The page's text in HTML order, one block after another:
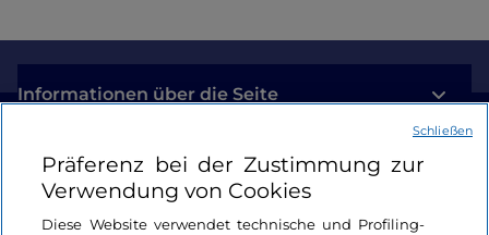
Informationen über die Seite
Nützliche Links
Login
Präferenz bei der Zustimmung zur
Verwendung von Cookies
Diese Website verwendet technische und Profiling-
Schließen